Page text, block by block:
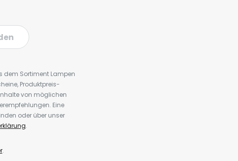
dem Sortiment Lampen
Produktpreis-
von möglichen
Eine
oder über unser
.
.